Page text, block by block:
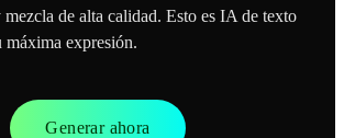
mezcla de alta calidad. Esto es IA de texto
máxima expresión.
Generar ahora